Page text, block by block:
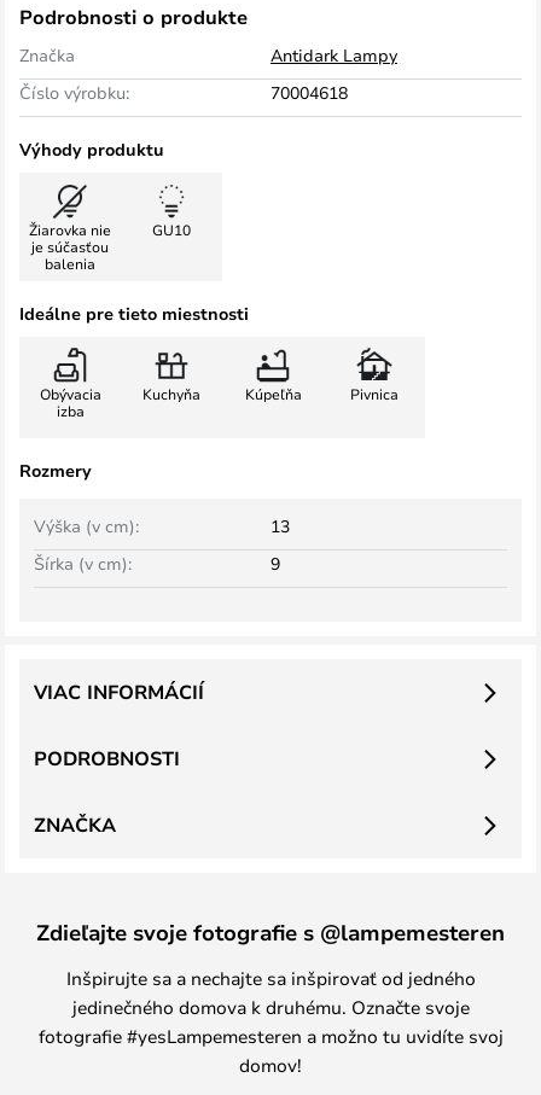
Podrobnosti o produkte
Značka
Antidark Lampy
Číslo výrobku:
70004618
Výhody produktu
Žiarovka nie
je súčasťou
balenia
GU10
Ideálne pre tieto miestnosti
Obývacia
izba
Kuchyňa Kúpeľňa Pivnica
Rozmery
Šírka (v cm): 9
Výška (v cm): 13
PODROBNOSTI
VIAC INFORMÁCIÍ
ZNAČKA
Zdieľajte svoje fotografie s @lampemesteren
Inšpirujte sa a nechajte sa inšpirovať od jedného
jedinečného domova k druhému. Označte svoje
fotografie #yesLampemesteren a možno tu uvidíte svoj
domov!